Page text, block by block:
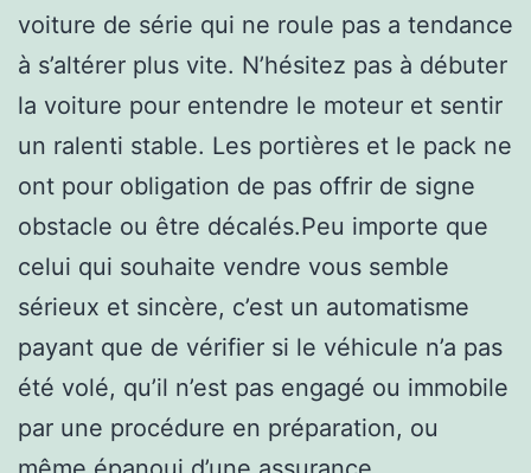
voiture de série qui ne roule pas a tendance
à s’altérer plus vite. N’hésitez pas à débuter
la voiture pour entendre le moteur et sentir
un ralenti stable. Les portières et le pack ne
ont pour obligation de pas offrir de signe
obstacle ou être décalés.Peu importe que
celui qui souhaite vendre vous semble
sérieux et sincère, c’est un automatisme
payant que de vérifier si le véhicule n’a pas
été volé, qu’il n’est pas engagé ou immobile
par une procédure en préparation, ou